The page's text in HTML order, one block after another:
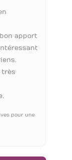
apport
très
pour une